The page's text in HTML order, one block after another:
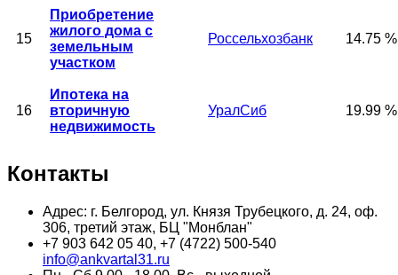
15
Приобретение
жилого дома с
земельным
участком
Россельхозбанк 14.75 %
16
Ипотека на
вторичную
недвижимость
УралСиб 19.99 %
Контакты
Адрес: г. Белгород, ул. Князя Трубецкого, д. 24, оф.
306, третий этаж, БЦ "Монблан"
+7 903 642 05 40, +7 (4722) 500-540
info@ankvartal31.ru